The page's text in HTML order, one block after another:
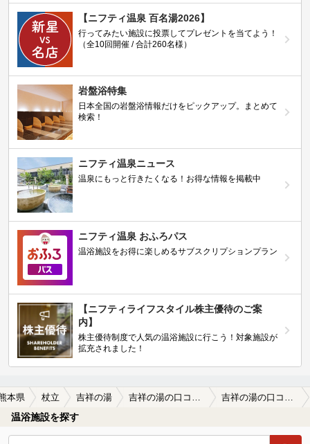
【ニフティ温泉 百名湯2026】
行ってみたい施設に投票してプレゼントを当てよう！
（全10回開催 / 合計260名様）
岩盤浴特集
日本全国の岩盤浴情報だけをピックアップ。まとめて
検索！
ニフティ温泉ニュース
温泉にもっと行きたくなる！お得な情報を掲載中
ニフティ温泉 おふろパス
温浴施設をお得に楽しめるサブスクリプションプラン
【ニフティライフスタイル株主優待のご案
内】
株主優待制度で人気の温浴施設に行こう！対象施設が
拡充されました！
本県 杖立 吉祥の湯 吉祥の湯の口コミ一覧 吉祥の湯の口コミ 東屋風？露天風呂がたくさん・・でも？
温浴施設を探す